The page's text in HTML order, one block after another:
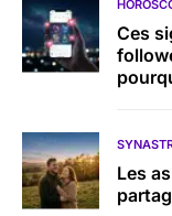
Ces
Les